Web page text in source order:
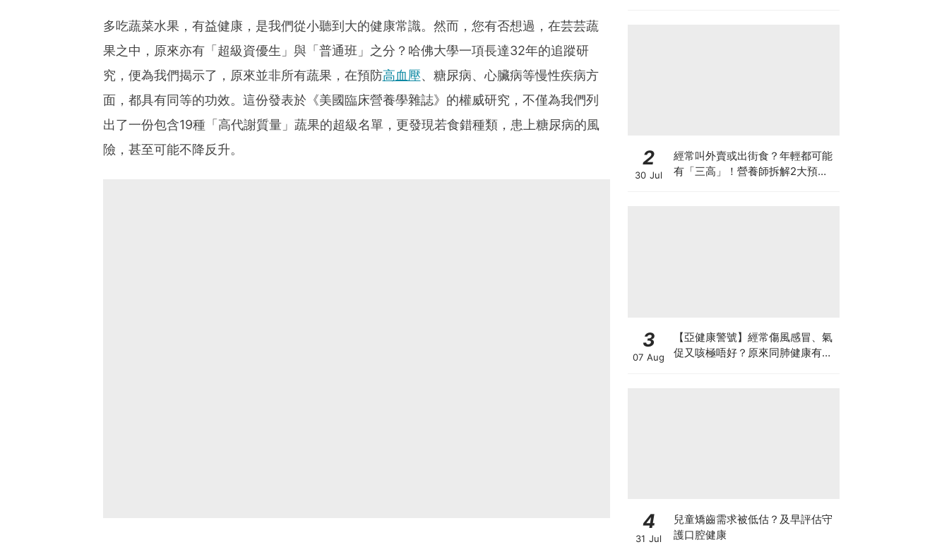
多吃蔬菜水果，有益健康，是我們從小聽到大的健康常識。然而，您有否想過，在芸芸蔬
果之中，原來亦有「超級資優生」與「普通班」之分？哈佛大學一項長達32年的追蹤研
究，便為我們揭示了，原來並非所有蔬果，在預防高血壓、糖尿病、心臟病等慢性疾病方
面，都具有同等的功效。這份發表於《美國臨床營養學雜誌》的權威研究，不僅為我們列
出了一份包含19種「高代謝質量」蔬果的超級名單，更發現若食錯種類，患上糖尿病的風
險，甚至可能不降反升。
2
30 Jul
經常叫外賣或出街食？年輕都可能
有「三高」！營養師拆解2大預防
3
07 Aug
【亞健康警號】經常傷風感冒、氣
促又咳極唔好？原來同肺健康有
4
31 Jul
兒童矯齒需求被低估？及早評估守
護口腔健康